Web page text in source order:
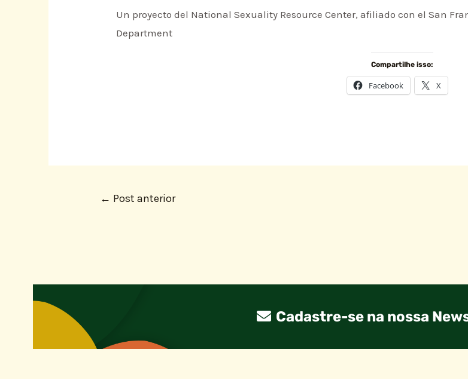
Un proyecto del National Sexuality Resource Center, afiliado con el San
Department
Compartilhe isso:
Facebook X
← Post anterior
Cadastre-se na nossa